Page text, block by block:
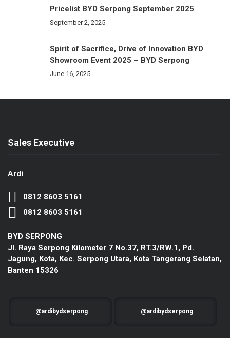
Pricelist BYD Serpong September 2025
September 2, 2025
Spirit of Sacrifice, Drive of Innovation BYD
Showroom Event 2025 – BYD Serpong
June 16, 2025
Sales Executive
Ardi
0812 8603 5161
0812 8603 5161
BYD SERPONG
Jl. Raya Serpong Kilometer 7 No.37, RT.3/RW.1, Pd.
Jagung, Kota, Kec. Serpong Utara, Kota Tangerang Selatan,
Banten 15326
@ardibydserpong @ardibydserpong